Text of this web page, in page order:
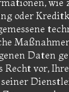
wie
oder
Daten
Recht vor,
seiner